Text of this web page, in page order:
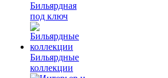
Бильярдная
под ключ
Бильярдные
коллекции